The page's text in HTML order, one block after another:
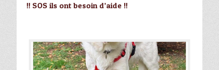
!! SOS ils ont besoin d’aide !!